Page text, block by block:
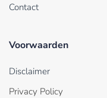
Contact
Voorwaarden
Disclaimer
Privacy Policy